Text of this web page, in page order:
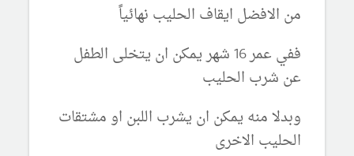
من الافضل ايقاف الحليب نهائياً
ففي عمر 16 شهر يمكن ان يتخلى الطفل
عن شرب الحليب
وبدلا منه يمكن ان يشرب اللبن او مشتقات
الحليب الاخرى